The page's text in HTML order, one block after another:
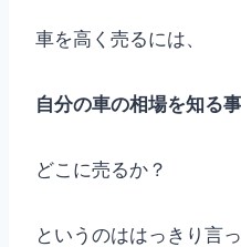
車を高く売るには、
自分の車の相場を知る
どこに売るか？
というのははっきり言